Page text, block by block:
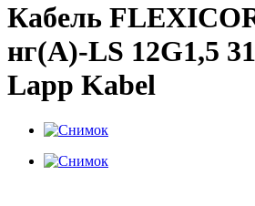
Кабель
нг(А)-LS 12G1,5
Lapp Kabel